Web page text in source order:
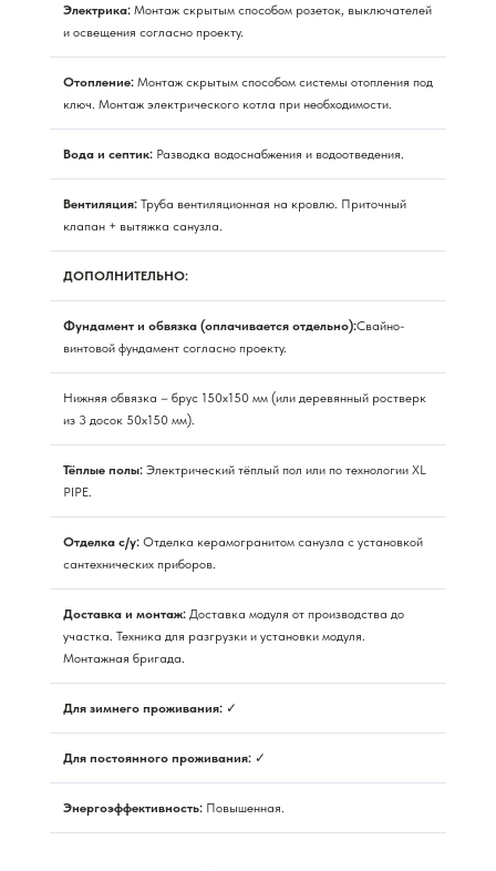
Электрика: Монтаж скрытым способом розеток, выключателей
и освещения согласно проекту.
Отопление: Монтаж скрытым способом системы отопления под
ключ. Монтаж электрического котла при необходимости.
Вода и септик: Разводка водоснабжения и водоотведения.
Вентиляция: Труба вентиляционная на кровлю. Приточный
клапан + вытяжка санузла.
ДОПОЛНИТЕЛЬНО:
Фундамент и обвязка (оплачивается отдельно):Свайно-
винтовой фундамент согласно проекту.
Нижняя обвязка – брус 150х150 мм (или деревянный ростверк
из 3 досок 50х150 мм).
Тёплые полы: Электрический тёплый пол или по технологии XL
PIPE.
Отделка с/у: Отделка керамогранитом санузла с установкой
сантехнических приборов.
Доставка и монтаж: Доставка модуля от производства до
участка. Техника для разгрузки и установки модуля.
Монтажная бригада.
Для зимнего проживания: ✓
Для постоянного проживания: ✓
Энергоэффективность: Повышенная.